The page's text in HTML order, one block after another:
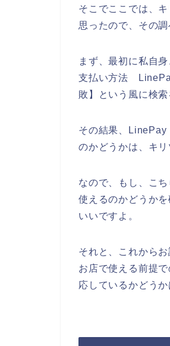
そこでここでは、
思ったので、その
まず、最初に私自
支払い方法
敗】という風に検索
その結果、LinePay
のかどうかは、キ
なので、もし、こ
使えるのかどうか
いいですよ。
それと、これから
お店で使える前提
応しているかどう